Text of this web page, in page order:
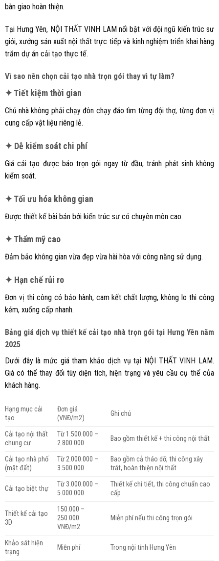
bàn giao hoàn thiện.
Tại Hưng Yên, NỘI THẤT VINH LAM nổi bật với đội ngũ kiến trúc sư
giỏi, xưởng sản xuất nội thất trực tiếp và kinh nghiệm triển khai hàng
trăm dự án cải tạo thực tế.
Vì sao nên chọn cải tạo nhà trọn gói thay vì tự làm?
✦ Tiết kiệm thời gian
Chủ nhà không phải chạy đôn chạy đáo tìm từng đội thợ, từng đơn vị
cung cấp vật liệu riêng lẻ.
✦ Dễ kiểm soát chi phí
Giá cải tạo được báo trọn gói ngay từ đầu, tránh phát sinh không
kiểm soát.
✦ Tối ưu hóa không gian
Được thiết kế bài bản bởi kiến trúc sư có chuyên môn cao.
✦ Thẩm mỹ cao
Đảm bảo không gian vừa đẹp vừa hài hòa với công năng sử dụng.
✦ Hạn chế rủi ro
Đơn vị thi công có bảo hành, cam kết chất lượng, không lo thi công
kém, xuống cấp nhanh.
Bảng giá dịch vụ thiết kế cải tạo nhà trọn gói tại Hưng Yên năm
2025
Dưới đây là mức giá tham khảo dịch vụ tại NỘI THẤT VINH LAM.
Giá có thể thay đổi tùy diện tích, hiện trạng và yêu cầu cụ thể của
khách hàng.
Hạng mục cải
tạo
Đơn giá
(VNĐ/m2)
Ghi chú
Cải tạo nội thất
chung cư
Từ 1.500.000 –
2.800.000
Bao gồm thiết kế + thi công nội thất
Cải tạo nhà phố
(mặt đất)
Từ 2.000.000 –
3.500.000
Bao gồm cả tháo dỡ, thi công xây
trát, hoàn thiện nội thất
Cải tạo biệt thự
Từ 3.000.000 –
5.000.000
Thiết kế chi tiết, thi công chuẩn cao
cấp
Thiết kế cải tạo
3D
150.000 –
250.000
VNĐ/m2
Miễn phí nếu thi công trọn gói
Khảo sát hiện
trạng
Miễn phí Trong nội tỉnh Hưng Yên